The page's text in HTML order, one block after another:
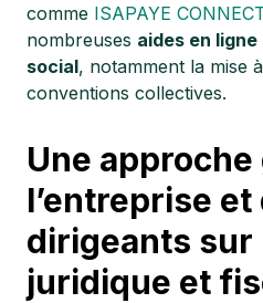
comme ISAPAYE
nombreuses aides en
social, notamment la mise
conventions collectives.
Une
l’entreprise et
dirigeants sur
juridique et